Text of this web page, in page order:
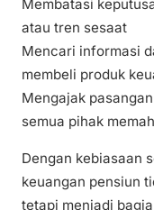
Membatasi
atau tren sesaat
Mencari informasi
membeli produk
Mengajak
semua pihak
Dengan kebiasaan
keuangan pensiun
tetapi menjadi